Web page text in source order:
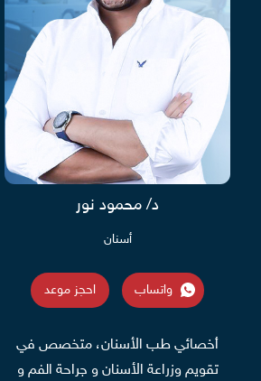
د/ محمود نور
أسنان
واتساب احجز موعد
أخصائي طب الأسنان، متخصص في
تقويم وزراعة الأسنان و جراحة الفم و